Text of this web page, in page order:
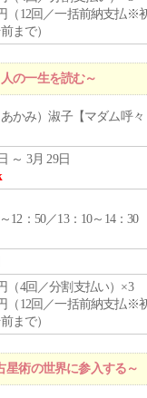
（12回／一括前納支払※
まで）
の一生を読む～
かみ）淑子【マダム呼々
～ 3月 29日
12：50／13：10～14：30
（4回／分割支払い）×3
（12回／一括前納支払※
まで）
術の世界に参入する～